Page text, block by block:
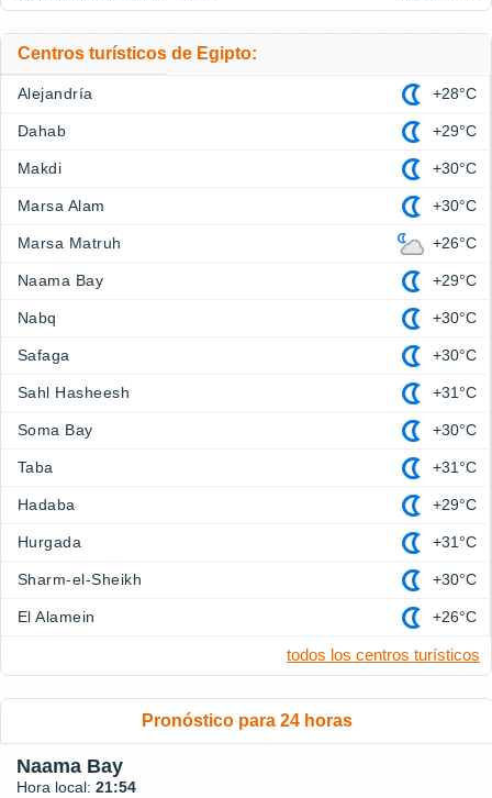
Centros turísticos de Egipto:
Alejandría +28°C
Dahab +29°C
Makdi +30°C
Marsa Alam +30°C
Marsa Matruh +26°C
Naama Bay +29°C
Nabq +30°C
Safaga +30°C
Sahl Hasheesh +31°C
Soma Bay +30°C
Taba +31°C
Hadaba +29°C
Hurgada +31°C
Sharm-el-Sheikh +30°C
El Alamein +26°C
todos los centros turísticos
Pronóstico para 24 horas
Naama Bay
Hora local: 21:54